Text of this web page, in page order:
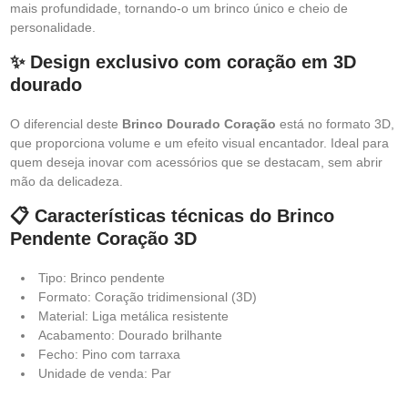
mais profundidade, tornando-o um brinco único e cheio de
personalidade.
✨ Design exclusivo com coração em 3D
dourado
O diferencial deste Brinco Dourado Coração está no formato 3D,
que proporciona volume e um efeito visual encantador. Ideal para
quem deseja inovar com acessórios que se destacam, sem abrir
mão da delicadeza.
📋 Características técnicas do Brinco
Pendente Coração 3D
Tipo: Brinco pendente
Formato: Coração tridimensional (3D)
Material: Liga metálica resistente
Acabamento: Dourado brilhante
Fecho: Pino com tarraxa
Unidade de venda: Par